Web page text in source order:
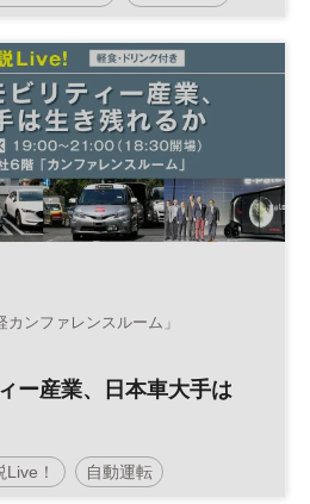
ンファレンスルーム」
ー産業、日本車大手は
！ 自動運転